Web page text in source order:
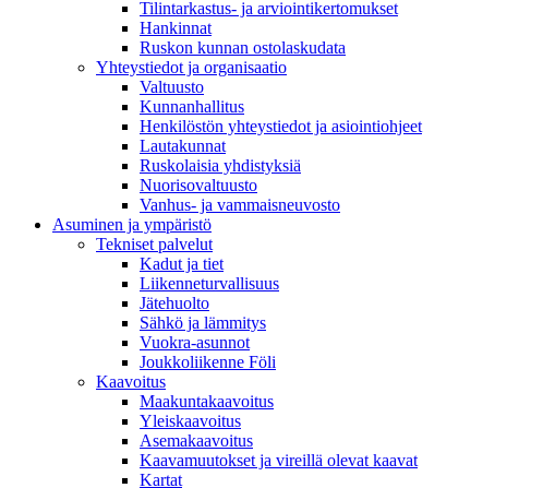
Tilintarkastus- ja arviointikertomukset
Hankinnat
Ruskon kunnan ostolaskudata
Yhteystiedot ja organisaatio
Valtuusto
Kunnanhallitus
Henkilöstön yhteystiedot ja asiointiohjeet
Lautakunnat
Ruskolaisia yhdistyksiä
Nuorisovaltuusto
Vanhus- ja vammaisneuvosto
Asuminen ja ympäristö
Tekniset palvelut
Kadut ja tiet
Liikenneturvallisuus
Jätehuolto
Sähkö ja lämmitys
Vuokra-asunnot
Joukkoliikenne Föli
Kaavoitus
Maakuntakaavoitus
Yleiskaavoitus
Asemakaavoitus
Kaavamuutokset ja vireillä olevat kaavat
Kartat